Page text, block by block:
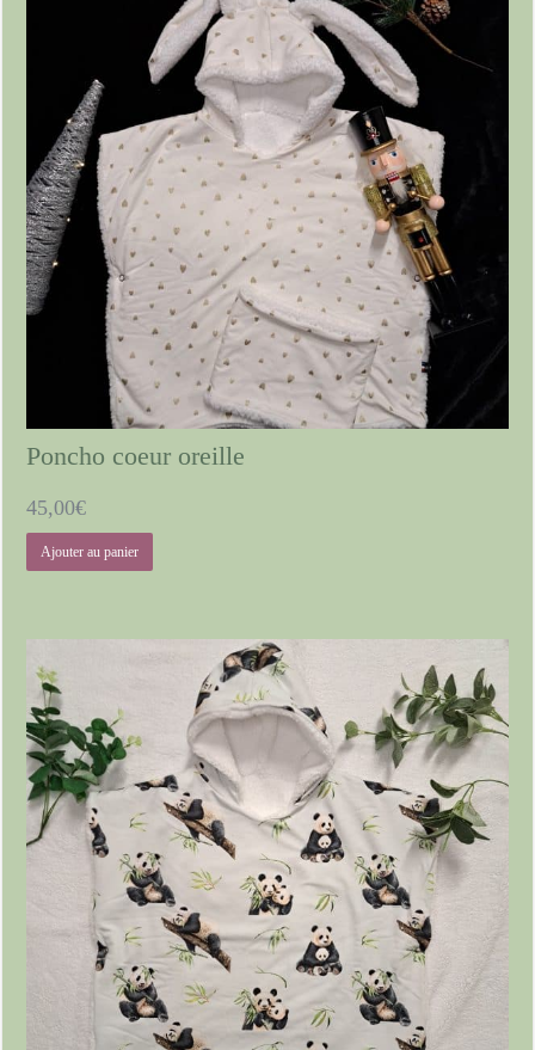
Poncho coeur oreille
45,00€
Ajouter au panier